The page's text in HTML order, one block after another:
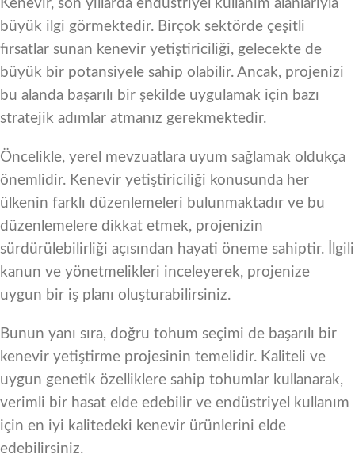
Kenevir, son yıllarda endüstriyel kullanım alanlarıyla
büyük ilgi görmektedir. Birçok sektörde çeşitli
fırsatlar sunan kenevir yetiştiriciliği, gelecekte de
büyük bir potansiyele sahip olabilir. Ancak, projenizi
bu alanda başarılı bir şekilde uygulamak için bazı
stratejik adımlar atmanız gerekmektedir.
Öncelikle, yerel mevzuatlara uyum sağlamak oldukça
önemlidir. Kenevir yetiştiriciliği konusunda her
ülkenin farklı düzenlemeleri bulunmaktadır ve bu
düzenlemelere dikkat etmek, projenizin
sürdürülebilirliği açısından hayati öneme sahiptir. İlgili
kanun ve yönetmelikleri inceleyerek, projenize
uygun bir iş planı oluşturabilirsiniz.
Bunun yanı sıra, doğru tohum seçimi de başarılı bir
kenevir yetiştirme projesinin temelidir. Kaliteli ve
uygun genetik özelliklere sahip tohumlar kullanarak,
verimli bir hasat elde edebilir ve endüstriyel kullanım
için en iyi kalitedeki kenevir ürünlerini elde
edebilirsiniz.